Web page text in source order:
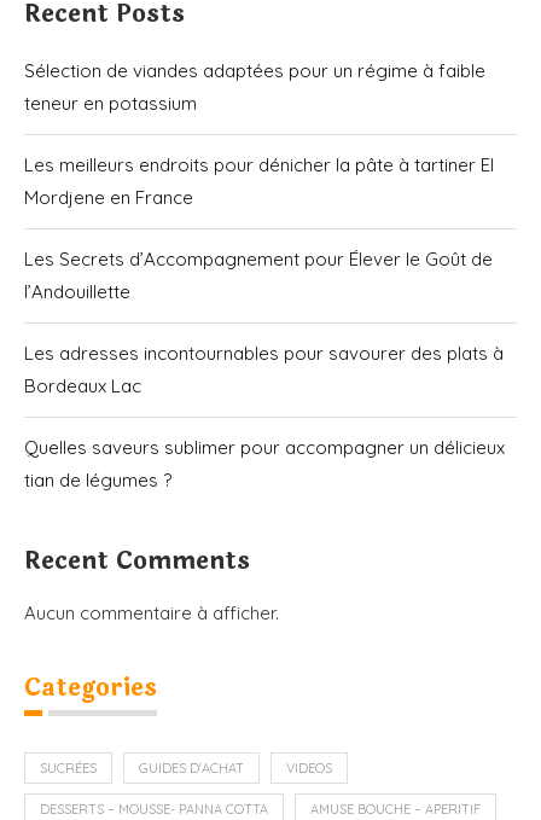
Recent Posts
Sélection de viandes adaptées pour un régime à faible
teneur en potassium
Les meilleurs endroits pour dénicher la pâte à tartiner El
Mordjene en France
Les Secrets d’Accompagnement pour Élever le Goût de
l’Andouillette
Les adresses incontournables pour savourer des plats à
Bordeaux Lac
Quelles saveurs sublimer pour accompagner un délicieux
tian de légumes ?
Recent Comments
Aucun commentaire à afficher.
Categories
SUCRÉES GUIDES D'ACHAT VIDEOS
DESSERTS – MOUSSE- PANNA COTTA AMUSE BOUCHE – APERITIF